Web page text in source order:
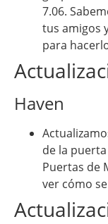
7.06.
tus amigos
para
Haven
de la
Puertas de
ver cómo